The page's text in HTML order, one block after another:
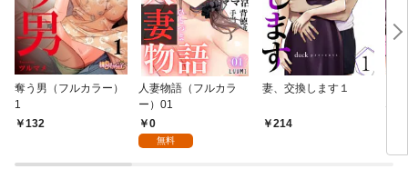
奪う男（フルカラー）
1
132
人妻物語（フルカラ
ー）01
0
無料
妻、交換します１
214
な